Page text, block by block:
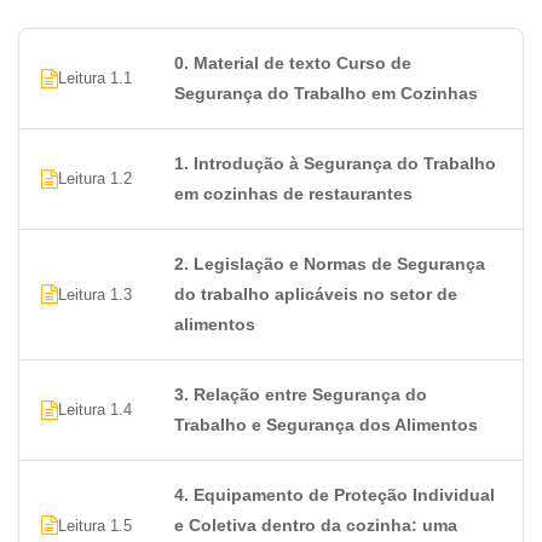
segurança adequadas reduz a incidência de
acidentes, como cortes, queimaduras, quedas e
intoxicações.
Bem-estar dos funcionários:promover um
ambiente seguro de trabalho não apenas previne
acidentes, mas também melhora a qualidade de
vida dos funcionários. Isso pode aumentar a moral
da equipe, reduzir faltas e contribuir para um
ambiente de trabalho mais saudável.
trabalho em cozinhas, e o cumprimento dessas
normas é essencial para evitar multas, penalidades
e, principalmente, proteger a saúde dos
trabalhadores.
Preservação da qualidade dos alimentos:a
Leitura 1.1
0. Material de texto Curso de
Segurança do Trabalho em Cozinhas
Leitura 1.2
1. Introdução à Segurança do Trabalho
em cozinhas de restaurantes
Leitura 1.3
2. Legislação e Normas de Segurança
do trabalho aplicáveis no setor de
alimentos
Leitura 1.4
3. Relação entre Segurança do
Trabalho e Segurança dos Alimentos
Leitura 1.5
4. Equipamento de Proteção Individual
e Coletiva dentro da cozinha: uma